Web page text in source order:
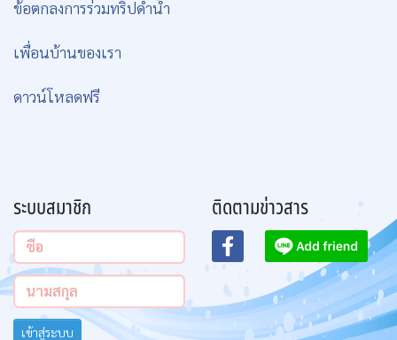
ข้อตกลงการร่วมทริปดำน้ำ
เพื่อนบ้านของเรา
ดาวน์โหลดฟรี
ระบบสมาชิก
เข้าสู่ระบบ
ติดตามข่าวสาร